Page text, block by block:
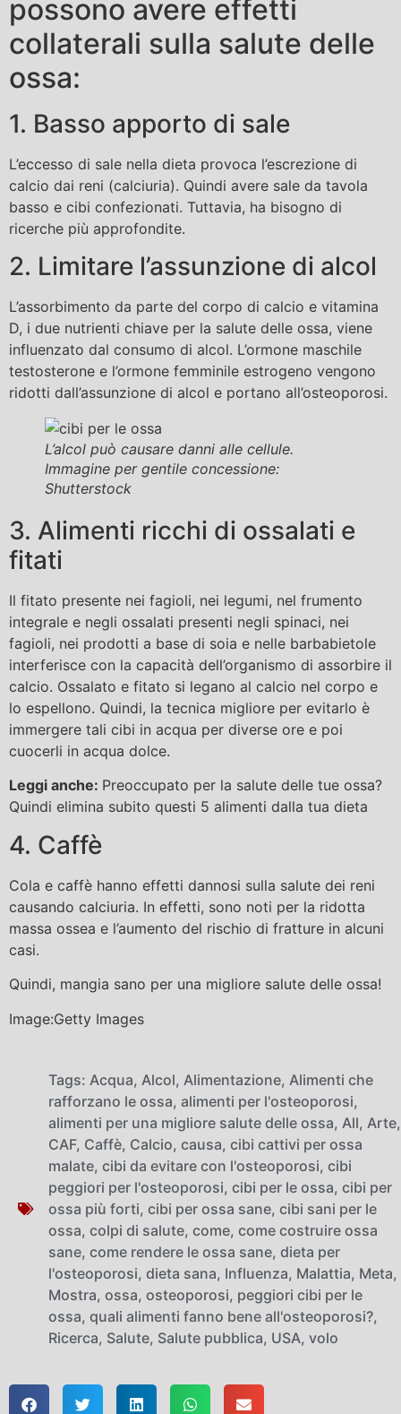
possono avere effetti
collaterali sulla salute delle
ossa:
1. Basso apporto di sale
L’eccesso di sale nella dieta provoca l’escrezione di
calcio dai reni (calciuria). Quindi avere sale da tavola
basso e cibi confezionati. Tuttavia, ha bisogno di
ricerche più approfondite.
2. Limitare l’assunzione di alcol
L’assorbimento da parte del corpo di calcio e vitamina
D, i due nutrienti chiave per la salute delle ossa, viene
influenzato dal consumo di alcol. L’ormone maschile
testosterone e l’ormone femminile estrogeno vengono
ridotti dall’assunzione di alcol e portano all’osteoporosi.
L’alcol può causare danni alle cellule.
Immagine per gentile concessione:
Shutterstock
3. Alimenti ricchi di ossalati e
fitati
Il fitato presente nei fagioli, nei legumi, nel frumento
integrale e negli ossalati presenti negli spinaci, nei
fagioli, nei prodotti a base di soia e nelle barbabietole
interferisce con la capacità dell’organismo di assorbire il
calcio. Ossalato e fitato si legano al calcio nel corpo e
lo espellono. Quindi, la tecnica migliore per evitarlo è
immergere tali cibi in acqua per diverse ore e poi
cuocerli in acqua dolce.
Leggi anche: Preoccupato per la salute delle tue ossa?
Quindi elimina subito questi 5 alimenti dalla tua dieta
4. Caffè
Cola e caffè hanno effetti dannosi sulla salute dei reni
causando calciuria. In effetti, sono noti per la ridotta
massa ossea e l’aumento del rischio di fratture in alcuni
casi.
Quindi, mangia sano per una migliore salute delle ossa!
Image:Getty Images
Tags: Acqua, Alcol, Alimentazione, Alimenti che
rafforzano le ossa, alimenti per l'osteoporosi,
alimenti per una migliore salute delle ossa, All, Arte,
CAF, Caffè, Calcio, causa, cibi cattivi per ossa
malate, cibi da evitare con l'osteoporosi, cibi
peggiori per l'osteoporosi, cibi per le ossa, cibi per
ossa più forti, cibi per ossa sane, cibi sani per le
ossa, colpi di salute, come, come costruire ossa
sane, come rendere le ossa sane, dieta per
l'osteoporosi, dieta sana, Influenza, Malattia, Meta,
Mostra, ossa, osteoporosi, peggiori cibi per le
ossa, quali alimenti fanno bene all'osteoporosi?,
Ricerca, Salute, Salute pubblica, USA, volo